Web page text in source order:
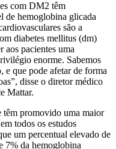
com DM2 têm
de hemoglobina glicada
são a
diabetes mellitus (dm)
aos pacientes uma
enorme. Sabemos
e que pode afetar de forma
disse o diretor médico
Mattar.
têm promovido uma maior
todos os estudos
um percentual elevado de
7% da hemoglobina